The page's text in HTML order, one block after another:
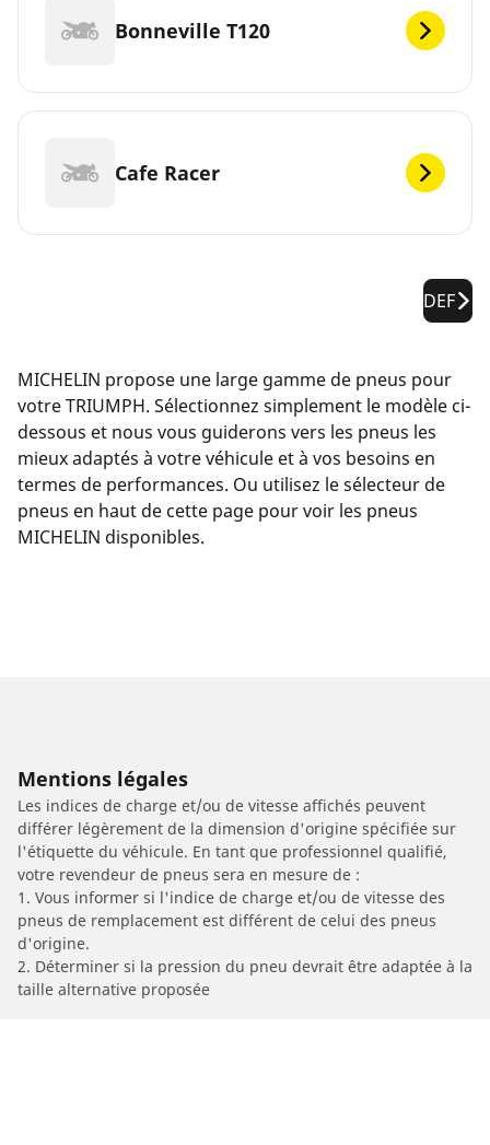
Bonneville T120
Cafe Racer
DEF
MICHELIN propose une large gamme de pneus pour
votre TRIUMPH. Sélectionnez simplement le modèle ci-
dessous et nous vous guiderons vers les pneus les
mieux adaptés à votre véhicule et à vos besoins en
termes de performances. Ou utilisez le sélecteur de
pneus en haut de cette page pour voir les pneus
MICHELIN disponibles.
Mentions légales
Les indices de charge et/ou de vitesse affichés peuvent
différer légèrement de la dimension d'origine spécifiée sur
l'étiquette du véhicule. En tant que professionnel qualifié,
votre revendeur de pneus sera en mesure de :
1. Vous informer si l'indice de charge et/ou de vitesse des
pneus de remplacement est différent de celui des pneus
d'origine.
2. Déterminer si la pression du pneu devrait être adaptée à la
taille alternative proposée